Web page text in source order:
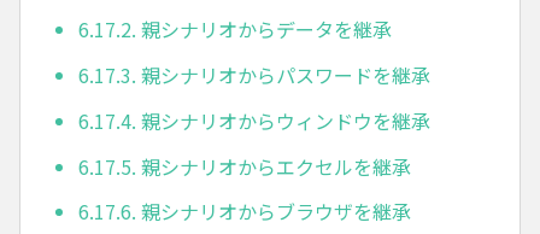
6.17.2. 親シナリオからデータを継承
6.17.3. 親シナリオからパスワードを継承
6.17.4. 親シナリオからウィンドウを継承
6.17.5. 親シナリオからエクセルを継承
6.17.6. 親シナリオからブラウザを継承